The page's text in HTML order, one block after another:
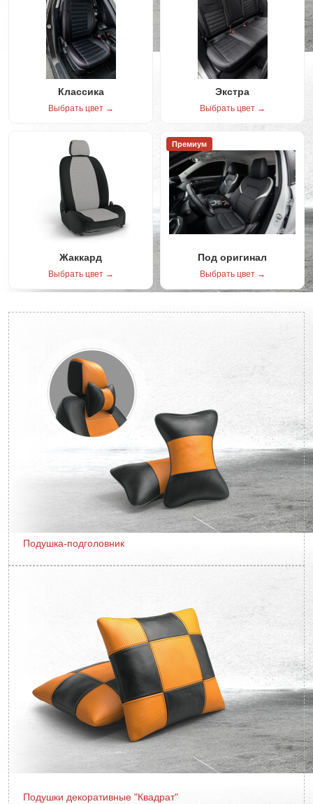
Классика
Выбрать цвет →
Экстра
Выбрать цвет →
Жаккард
Выбрать цвет →
Премиум
Под оригинал
Выбрать цвет →
Подушка-подголовник
Подушки декоративные "Квадрат"